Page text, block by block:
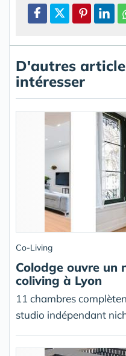
D'autres
intéresser
Co-Living
Colodge ouvre un
coliving à Lyon
11 chambres
studio indépendant